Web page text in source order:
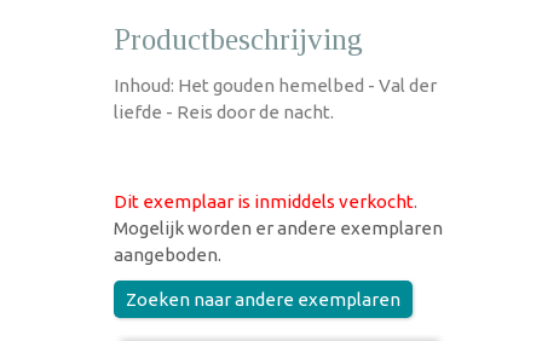
Productbeschrijving
Inhoud: Het gouden hemelbed - Val der
liefde - Reis door de nacht.
Dit exemplaar is inmiddels verkocht.
Mogelijk worden er andere exemplaren
aangeboden.
Zoeken naar andere exemplaren